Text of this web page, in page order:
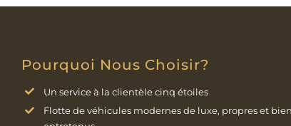
Pourquoi Nous Choisir?
Un service à la clientèle cinq étoiles
Flotte de véhicules modernes de luxe, propres et bien